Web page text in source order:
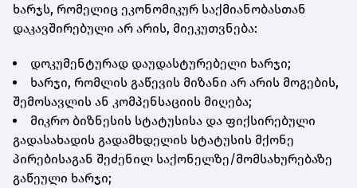
ხარჯს, რომელიც ეკონომიკურ საქმიანობასთან
დაკავშირებული არ არის, მიეკუთვნება:
დოკუმენტურად დაუდასტურებელი ხარჯი;
ხარჯი, რომლის გაწევის მიზანი არ არის მოგების,
შემოსავლის ან კომპენსაციის მიღება;
მიკრო ბიზნესის სტატუსისა და ფიქსირებული
გადასახადის გადამხდელის სტატუსის მქონე
პირებისაგან შეძენილ საქონელზე/მომსახურებაზე
გაწეული ხარჯი;